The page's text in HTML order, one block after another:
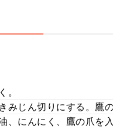
。
みじん切りにする。鷹
、にんにく、鷹の爪を